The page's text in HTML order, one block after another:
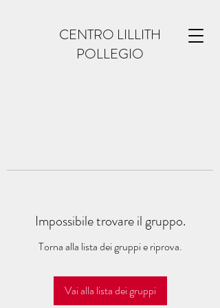
CENTRO LILLITH
POLLEGIO
Impossibile trovare il gruppo.
Torna alla lista dei gruppi e riprova.
Vai alla lista dei gruppi